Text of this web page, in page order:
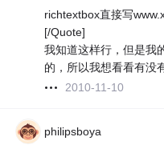
richtextbox直接写
[/Quote]
我知道这样行，但是我
的，所以我想看看有没
2010-11-10
philipsboya